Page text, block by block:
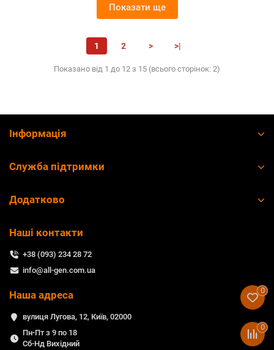
Показати ще
1 2 > >|
Показано від 1 до 12 з 15 (всього сторінок: 2)
Інформація
Служба підтримки
Додатково
Наші контакти
+38 (093) 234 28 72
info@all-gen.com.ua
Наша адреса
вулиця Лугова, 12, Київ, 02000
Пн-Пт з 9 по 18
Сб-Нд Вихідний
0
0